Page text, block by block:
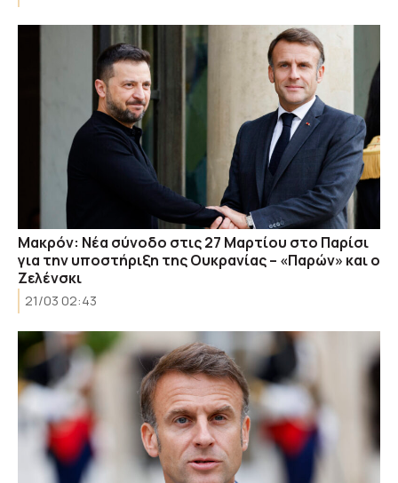
Μακρόν: Νέα σύνοδο στις 27 Μαρτίου στο Παρίσι
για την υποστήριξη της Ουκρανίας – «Παρών» και ο
Ζελένσκι
21/03 02:43